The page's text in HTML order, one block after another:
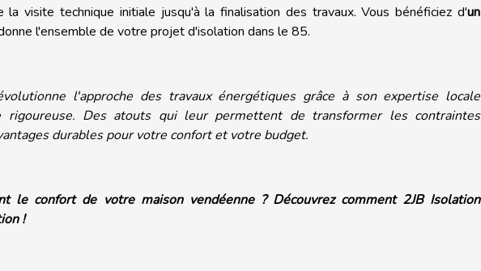
la visite technique initiale jusqu'à la finalisation des travaux. Vous bénéficiez d'un
l'ensemble de votre projet d'isolation dans le 85.
l'approche des travaux énergétiques grâce à son expertise locale
rigoureuse. Des atouts qui leur permettent de transformer les contraintes
durables pour votre confort et votre budget.
le confort de votre maison vendéenne ? Découvrez comment 2JB Isolation
!